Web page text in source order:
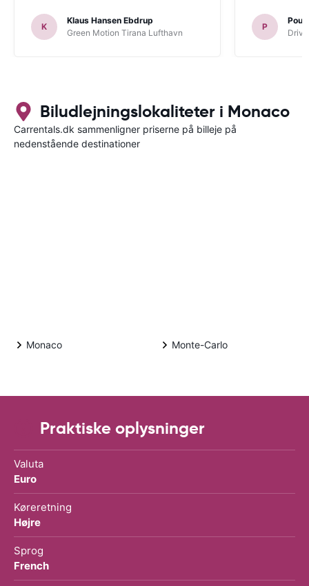
K
Klaus Hansen Ebdrup
Green Motion Tirana Lufthavn
P
Poul
Biludlejningslokaliteter i Monaco
Carrentals.dk sammenligner priserne på billeje på
nedenstående destinationer
Monaco Monte-Carlo
Praktiske oplysninger
Valuta
Euro
Køreretning
Højre
Sprog
French